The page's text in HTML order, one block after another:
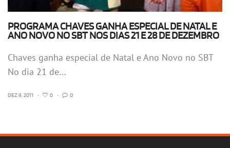
PROGRAMA CHAVES GANHA ESPECIAL DE NATAL E
ANO NOVO NO SBT NOS DIAS 21 E 28 DE DEZEMBRO
Chaves ganha especial de Natal e Ano Novo no SBT
No dia 21 de...
DEZ 9, 2011 • 0 • 0